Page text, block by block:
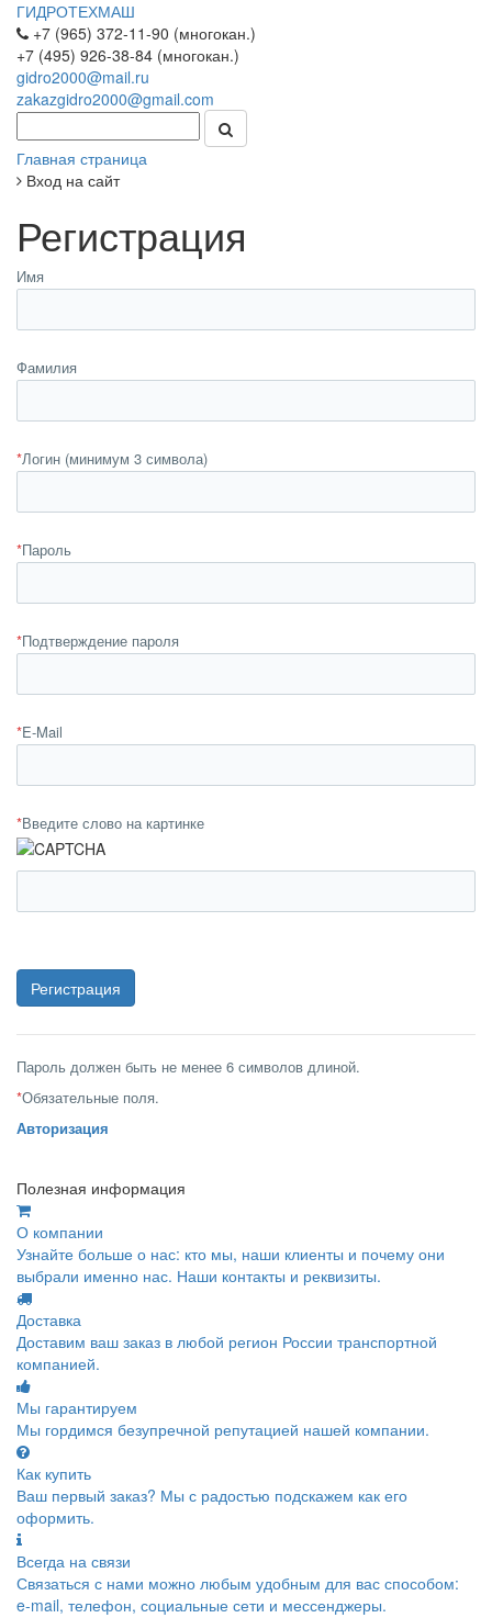
ГИДРОТЕХМАШ
+7 (965) 372-11-90 (многокан.)
+7 (495) 926-38-84 (многокан.)
gidro2000@mail.ru
zakazgidro2000@gmail.com
Главная страница
Вход на сайт
Регистрация
Имя
Фамилия
*Логин (минимум 3 символа)
*Пароль
*Подтверждение пароля
*E-Mail
*Введите слово на картинке
Пароль должен быть не менее 6 символов длиной.
*Обязательные поля.
Авторизация
Полезная информация
О компании
Узнайте больше о нас: кто мы, наши клиенты и почему они
выбрали именно нас. Наши контакты и реквизиты.
Доставка
Доставим ваш заказ в любой регион России транспортной
компанией.
Мы гарантируем
Мы гордимся безупречной репутацией нашей компании.
Как купить
Ваш первый заказ? Мы с радостью подскажем как его
оформить.
Всегда на связи
Связаться с нами можно любым удобным для вас способом:
e-mail, телефон, социальные сети и мессенджеры.